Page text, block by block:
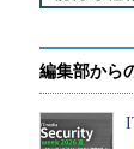
編集部から